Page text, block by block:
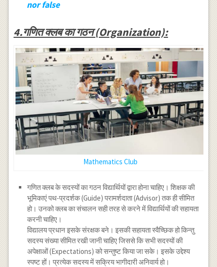
nor false
4.गणित क्लब का गठन (Organization):
Mathematics Club
गणित क्लब के सदस्यों का गठन विद्यार्थियों द्वारा होना चाहिए। शिक्षक की
भूमिकाएं पथ-प्रदर्शक (Guide) परामर्शदाता (Advisor) तक ही सीमित
हो। उनको क्लब का संचालन सही तरह से करने में विद्यार्थियों की सहायता
करनी चाहिए।
विद्यालय प्रधान इसके संरक्षक बने। इसकी सहायता स्वैच्छिक हो किन्तु
सदस्य संख्या सीमित रखी जानी चाहिए जिससे कि सभी सदस्यों की
अपेक्षाओं (Expectations) को सन्तुष्ट किया जा सके। इसके उद्देश्य
स्पष्ट हों। प्रत्येक सदस्य में सक्रिय भागीदारी अनिवार्य हो।